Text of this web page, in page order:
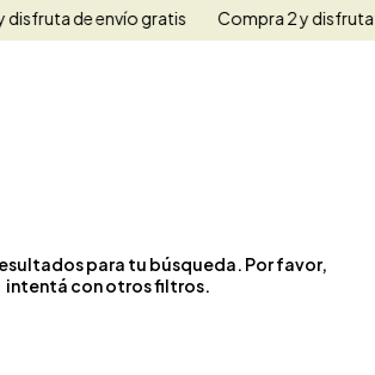
disfruta de envío gratis Compra 2 y
para tu búsqueda. Por favor,
intentá con otros filtros.